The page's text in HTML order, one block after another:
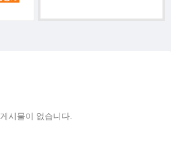
게시물이 없습니다.